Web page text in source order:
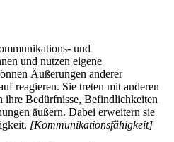
und
und nutzen eigene
Äußerungen anderer
reagieren. Sie treten mit anderen
Bedürfnisse, Befindlichkeiten
äußern. Dabei erweitern sie
[Kommunikationsfähigkeit]